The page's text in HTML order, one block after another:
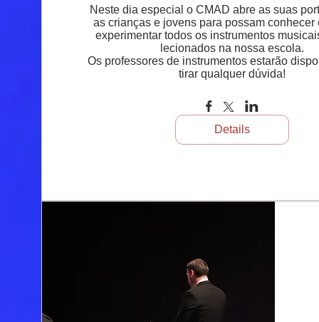
Neste dia especial o CMAD abre as suas
as crianças e jovens para possam conhecer
experimentar todos os instrumentos
lecionados na nossa escola.
Os professores de instrumentos estarão
Details